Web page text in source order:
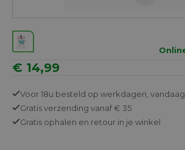
€ 14,99
Voor 18u besteld op werkdagen,
Gratisverzending vanaf € 35
Gratis ophalen en retour in je winkel